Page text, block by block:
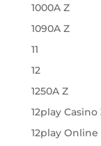
1000A Z
1090A Z
11
12
1250A Z
12play Casino
12play Online